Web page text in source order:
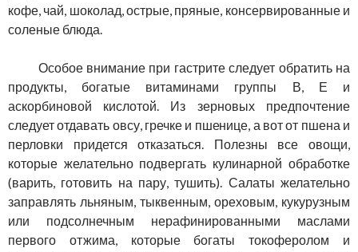
кофе, чай, шоколад, острые, пряные, консервированные и
соленые блюда.
Особое внимание при гастрите следует обратить на
продукты, богатые витаминами группы В, Е и
аскорбиновой кислотой. Из зерновых предпочтение
следует отдавать овсу, гречке и пшенице, а вот от пшена и
перловки придется отказаться. Полезны все овощи,
которые желательно подвергать кулинарной обработке
(варить, готовить на пару, тушить). Салаты желательно
заправлять льняным, тыквенным, ореховым, кукурузным
или подсолнечным нерафинированными маслами
первого отжима, которые богаты токоферолом и